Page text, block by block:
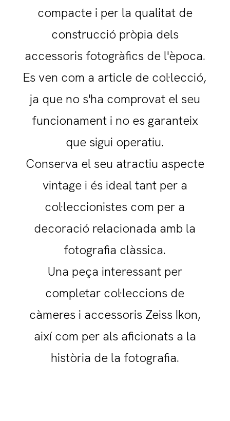
compacte i per la qualitat de
construcció pròpia dels
accessoris fotogràfics de l'època.
Es ven com a article de col·lecció,
ja que no s'ha comprovat el seu
funcionament i no es garanteix
que sigui operatiu.
Conserva el seu atractiu aspecte
vintage i és ideal tant per a
col·leccionistes com per a
decoració relacionada amb la
fotografia clàssica.
Una peça interessant per
completar col·leccions de
càmeres i accessoris Zeiss Ikon,
així com per als aficionats a la
història de la fotografia.